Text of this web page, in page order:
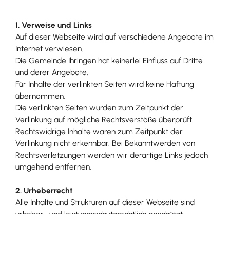
1. Verweise und Links
Auf dieser Webseite wird auf verschiedene Angebote im
Internet verwiesen.
Die Gemeinde Ihringen hat keinerlei Einfluss auf Dritte
und derer Angebote.
Für Inhalte der verlinkten Seiten wird keine Haftung
übernommen.
Die verlinkten Seiten wurden zum Zeitpunkt der
Verlinkung auf mögliche Rechtsverstöße überprüft.
Rechtswidrige Inhalte waren zum Zeitpunkt der
Verlinkung nicht erkennbar. Bei Bekanntwerden von
Rechtsverletzungen werden wir derartige Links jedoch
umgehend entfernen.
2. Urheberrecht
Alle Inhalte und Strukturen auf dieser Webseite sind
urheber- und leistungsschutzrechtlich geschützt.